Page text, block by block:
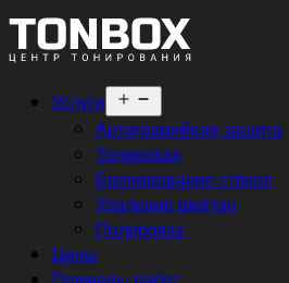
Услуги
меню
Антигравийная защита
Тонировка
Бронирование стёкол
Удаление вмятин
Полировка
Цены